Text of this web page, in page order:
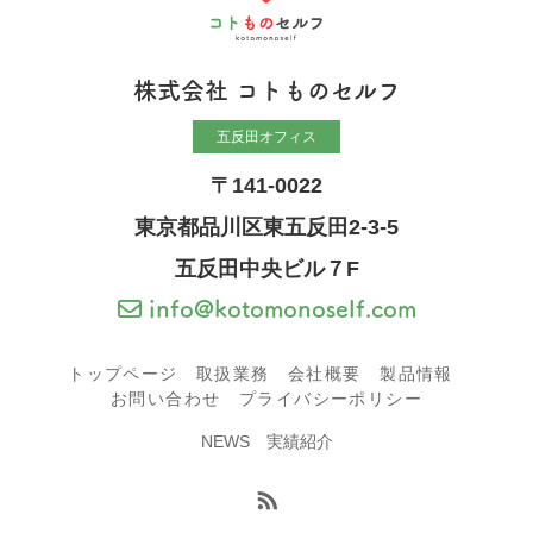
株式会社 コトものセルフ
五反田オフィス
〒141-0022
東京都品川区東五反田2-3-5
五反田中央ビル７F
info@kotomonoself.com
トップページ 取扱業務 会社概要
製品情報
お問い合わせ
プライバシーポリシー
NEWS 実績紹介